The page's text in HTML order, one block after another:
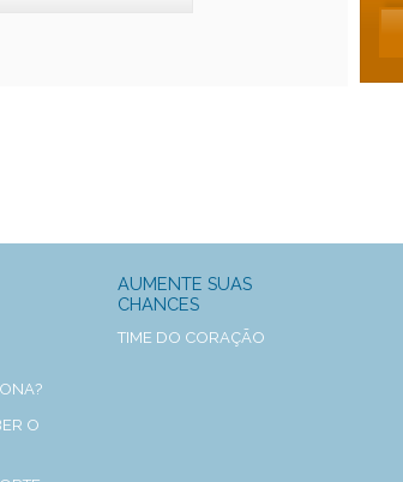
O
AUMENTE SUAS
CHANCES
TIME DO CORAÇÃO